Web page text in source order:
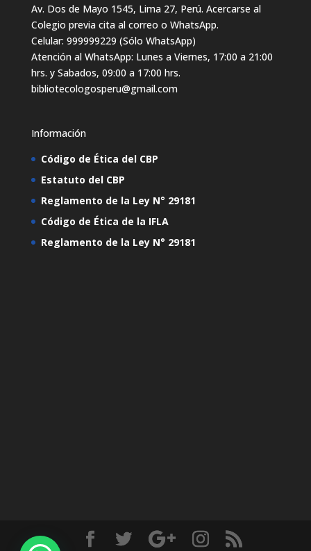
Av. Dos de Mayo 1545, Lima 27, Perú. Acercarse al
Colegio previa cita al correo o WhatsApp.
Celular: 999999229 (Sólo WhatsApp)
Atención al WhatsApp: Lunes a Viernes, 17:00 a 21:00
hrs. y Sabados, 09:00 a 17:00 hrs.
bibliotecologosperu@gmail.com
Información
Código de Ética del CBP
Estatuto del CBP
Reglamento de la Ley N° 29181
Código de Ética de la IFLA
Reglamento de la Ley N° 29181